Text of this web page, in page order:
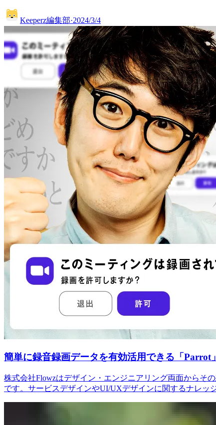
Keeperz編集部·2024/3/4
簡単に録音録画データを有効活用できる「Parrot
株式会社Flowzはデザイン・エンジニアリング両面からそ
です。サービスデザインやUI/UXデザインに関するナレッ